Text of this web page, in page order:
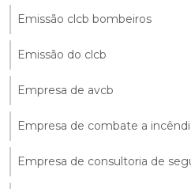
Emissão clcb bombeiros
Emissão do clcb
Empresa de avcb
Empresa de combate a
Empresa de consultoria de